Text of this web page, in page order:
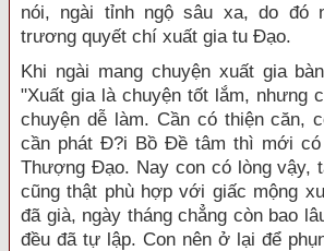
nói, ngài tỉnh ngộ sâu xa, do đó
trương quyết chí xuất gia tu Ðạo.
Khi ngài mang chuyện xuất gia
"Xuất gia là chuyện tốt lắm, nhưng
chuyện dễ làm. Cần có thiện căn,
cần phát Ð?i Bồ Ðề tâm thì mới
Thượng Ðạo. Nay con có lòng vậy,
cũng thật phù hợp với giấc mộng
đã già, ngày tháng chẳng còn bao
đều đã tự lập. Con nên ở lại để